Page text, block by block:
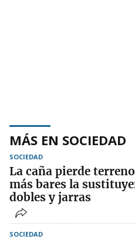
MÁS EN SOCIEDAD
SOCIEDAD
La caña pierde
más bares la
dobles y jarras
SOCIEDAD